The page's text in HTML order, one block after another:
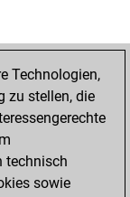
Technologien,
zu stellen, die
technisch
sowie